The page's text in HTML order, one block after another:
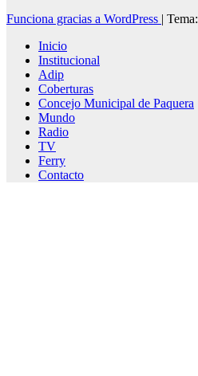
Funciona gracias a WordPress | Tema:
Inicio
Institucional
Adip
Coberturas
Concejo Municipal de Paquera
Mundo
Radio
TV
Ferry
Contacto